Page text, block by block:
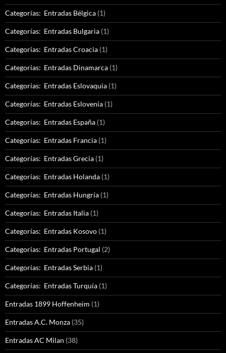
Categorías: Entradas Bélgica (1)
Categorías: Entradas Bulgaria (1)
Categorías: Entradas Croacia (1)
Categorías: Entradas Dinamarca (1)
Categorías: Entradas Eslovaquia (1)
Categorías: Entradas Eslovenia (1)
Categorías: Entradas España (1)
Categorías: Entradas Francia (1)
Categorías: Entradas Grecia (1)
Categorías: Entradas Holanda (1)
Categorías: Entradas Hungría (1)
Categorías: Entradas Italia (1)
Categorías: Entradas Kosovo (1)
Categorías: Entradas Portugal (2)
Categorías: Entradas Serbia (1)
Categorías: Entradas Turquía (1)
Entradas 1899 Hoffenheim (1)
Entradas A.C. Monza (35)
Entradas AC Milan (38)